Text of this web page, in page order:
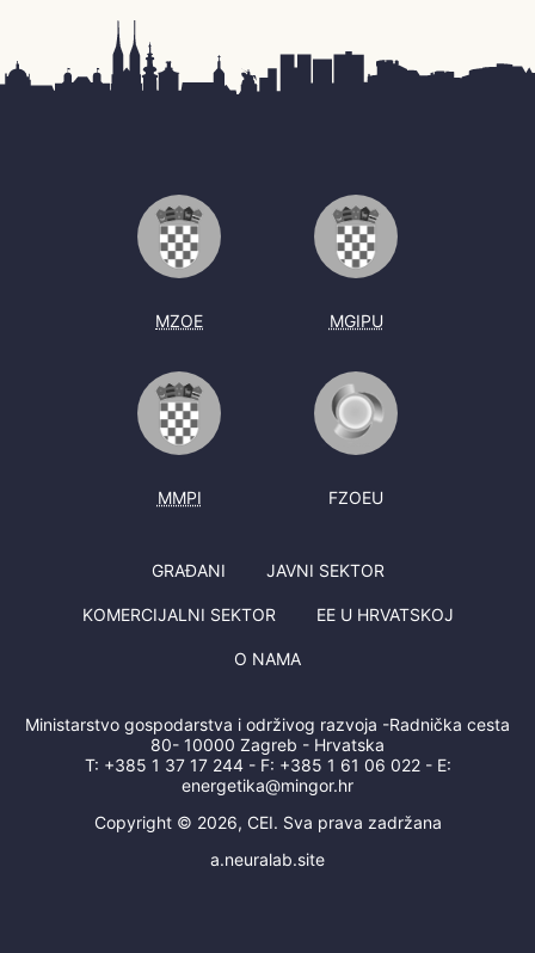
MZOE MGIPU
MMPI FZOEU
GRAĐANI JAVNI SEKTOR
KOMERCIJALNI SEKTOR EE U HRVATSKOJ
O NAMA
Ministarstvo gospodarstva i održivog razvoja -Radnička cesta
80- 10000 Zagreb - Hrvatska
T: +385 1 37 17 244- F: +385 1 61 06 022- E:
energetika@mingor.hr
Copyright © 2026, CEI. Sva prava zadržana
a.neuralab.site